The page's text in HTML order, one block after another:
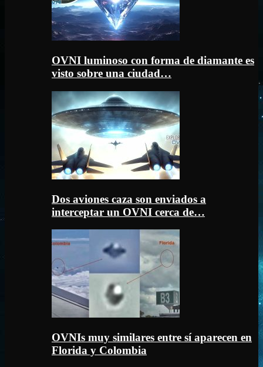
OVNI luminoso con forma de diamante es
visto sobre una ciudad…
Dos aviones caza son enviados a
interceptar un OVNI cerca de…
OVNIs muy similares entre sí aparecen en
Florida y Colombia